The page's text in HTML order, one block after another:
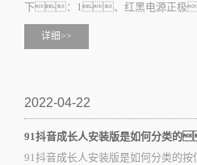
下：1、红黑电源正极
详细>>
2022-04-22
91抖音成长人安装版是如何分类的
91抖音成长人安装版是如何分类的